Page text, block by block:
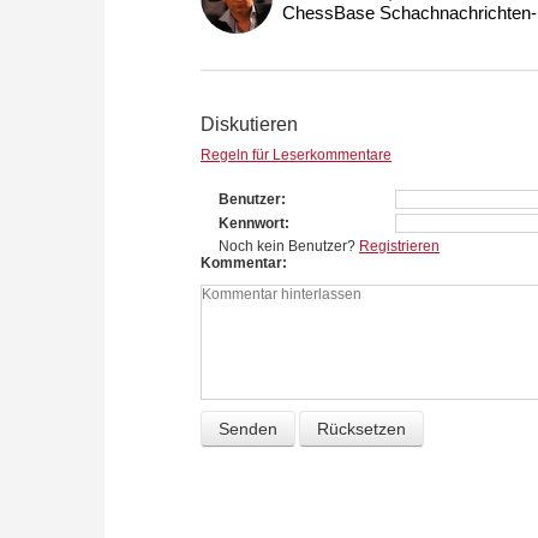
ChessBase
Diskutieren
Regeln für Leserkommentare
Benutzer
Kennwort
Noch kein Benutzer? Registrieren
Kommentar